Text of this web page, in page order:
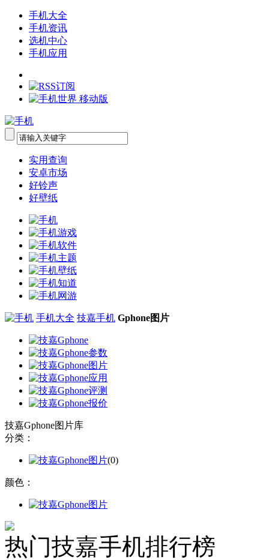
手机大全
手机资讯
选机中心
手机应用
实用查询
安卓市场
好铃声
好壁纸
手机大全 技嘉手机 Gphone图片
技嘉Gphone图片库
分类：
(0)
颜色：
热门技嘉手机排行榜